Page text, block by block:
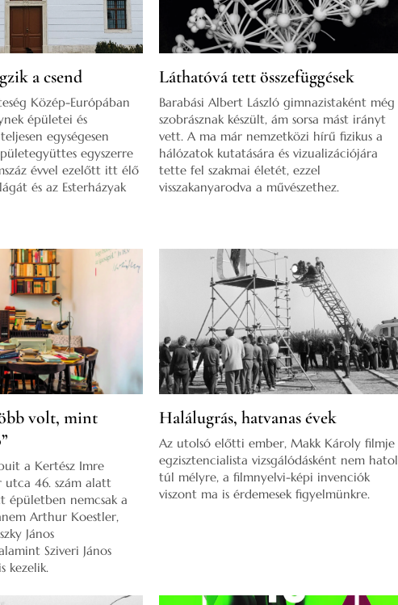
a csend
Közép-Európában
épületei és
egységesen
egyszerre
évvel ezelőtt itt élő
és az Esterházyak
Láthatóvá tett összefüggések
Barabási Albert László gimnazistaként még
szobrásznak készült, ám sorsa mást irányt
vett. A ma már nemzetközi hírű fizikus a
hálózatok kutatására és vizualizációjára
tette fel szakmai életét, ezzel
visszakanyarodva a művészethez.
volt, mint
a Kertész Imre
utca 46. szám alatt
nemcsak a
Arthur Koestler,
János
Sziveri János
kezelik.
Halálugrás, hatvanas évek
Az utolsó előtti ember, Makk Károly filmje
egzisztencialista vizsgálódásként nem hatol
túl mélyre, a filmnyelvi-képi invenciók
viszont ma is érdemesek figyelmünkre.